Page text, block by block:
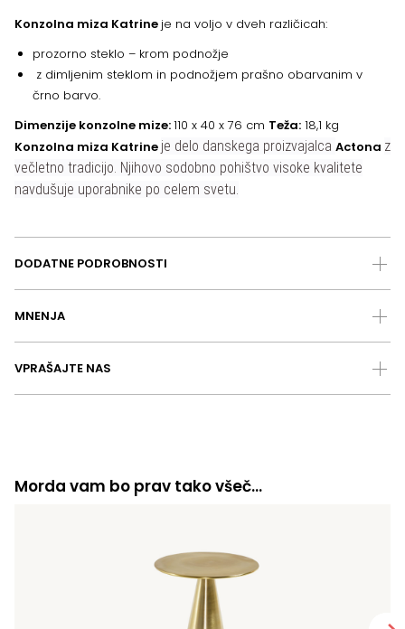
Konzolna miza Katrine je na voljo v dveh različicah:
prozorno steklo – krom podnožje
z dimljenim steklom in podnožjem prašno obarvanim v
črno barvo.
Dimenzije konzolne mize:110 x 40 x 76 cm Teža: 18,1 kg
Konzolna miza Katrine je delo danskega proizvajalca Actona z
večletno tradicijo. Njihovo sodobno pohištvo visoke kvalitete
navdušuje uporabnike po celem svetu.
DODATNE PODROBNOSTI
MNENJA
VPRAŠAJTE NAS
Morda vam bo prav tako všeč…